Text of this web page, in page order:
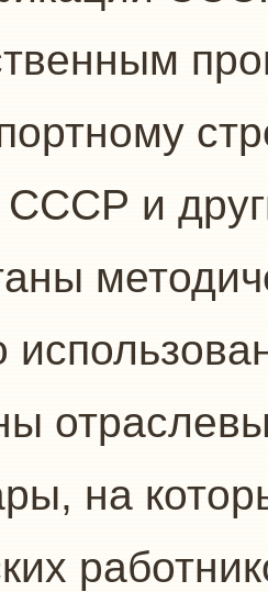
СССР и
на